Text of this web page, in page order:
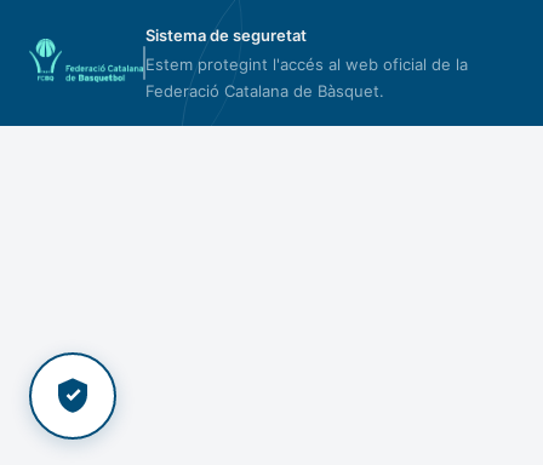
Sistema de seguretat
Estem protegint l'accés al web oficial de la
Federació Catalana de Bàsquet.